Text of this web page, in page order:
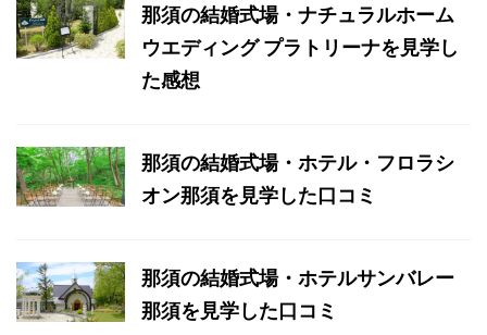
那須の結婚式場・ナチュラルホーム
ウエディング プラトリーナを見学し
た感想
那須の結婚式場・ホテル・フロラシ
オン那須を見学した口コミ
那須の結婚式場・ホテルサンバレー
那須を見学した口コミ